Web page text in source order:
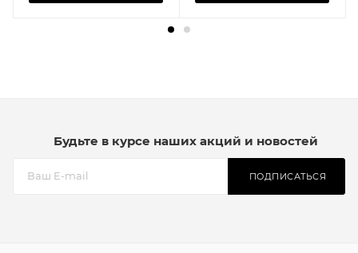
Будьте в курсе наших акций и новостей
ПОДПИСАТЬСЯ